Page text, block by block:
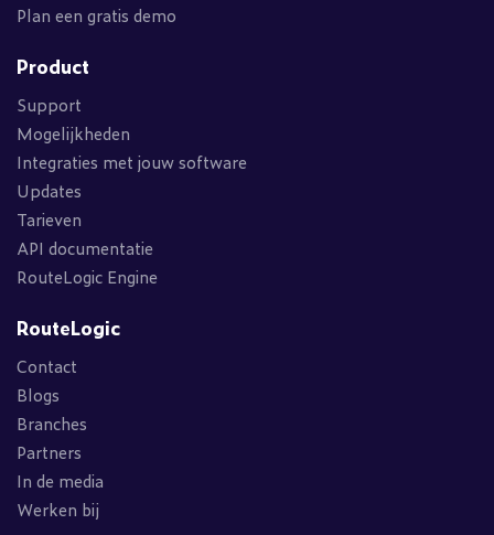
Plan een gratis demo
Product
Support
Mogelijkheden
Integraties met jouw software
Updates
Tarieven
API documentatie
RouteLogic Engine
RouteLogic
Contact
Blogs
Branches
Partners
In de media
Werken bij